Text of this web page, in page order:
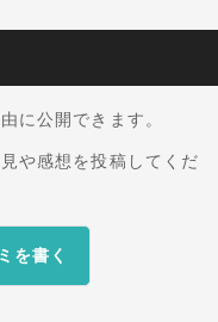
ユーザーと同じ
有サポート」が
※）と長く使い
入
機能改善に反映
に公開できます。
や感想を投稿してくだ
を書く